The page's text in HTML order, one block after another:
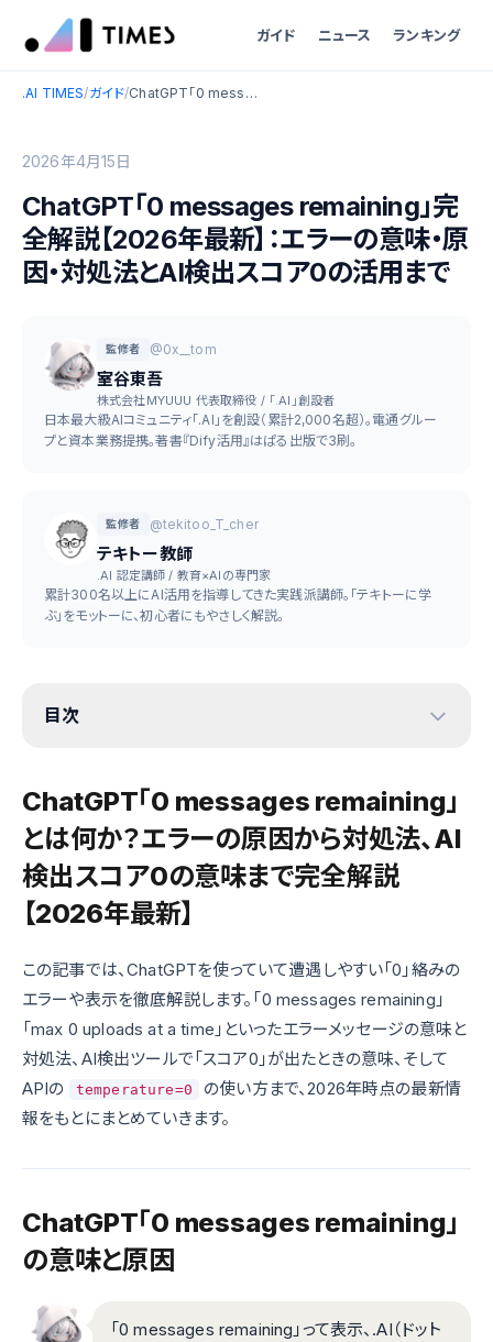
ガイド ニュース ランキング
.AI TIMES/ガイド/ ChatGPT「0 messages remaining」完全解説【2026年最新】：エラーの意味・原因・対処法とAI検出スコア0の活用まで
2026年4月15日
ChatGPT「0 messages remaining」完
全解説【2026年最新】：エラーの意味・原
因・対処法とAI検出スコア0の活用まで
監修者 @0x__tom
室谷東吾
株式会社MYUUU 代表取締役 / 「.AI」創設者
日本最大級AIコミュニティ「.AI」を創設（累計2,000名超）。電通グルー
プと資本業務提携。著書『Dify活用』はぱる出版で3刷。
監修者 @tekitoo_T_cher
テキトー教師
.AI 認定講師 / 教育×AIの専門家
累計300名以上にAI活用を指導してきた実践派講師。「テキトーに学
ぶ」をモットーに、初心者にもやさしく解説。
目次
ChatGPT「0 messages remaining」
とは何か？エラーの原因から対処法、AI
検出スコア0の意味まで完全解説
【2026年最新】
この記事では、ChatGPTを使っていて遭遇しやすい「0」絡みの
エラーや表示を徹底解説します。「0 messages remaining」
「max 0 uploads at a time」といったエラーメッセージの意味と
対処法、AI検出ツールで「スコア0」が出たときの意味、そして
APIの
temperature=0
の使い方まで、2026年時点の最新情
報をもとにまとめていきます。
ChatGPT「0 messages remaining」
の意味と原因
「0 messages remaining」って表示、.AI（ドット